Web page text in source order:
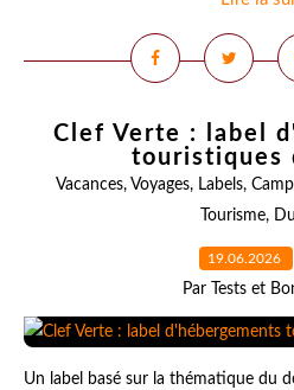
Clef Verte : label
touristiques
Vacances, Voyages, Labels,
Tourisme,
19.06.2026
Par Tests et
Un label basé sur la thématique du